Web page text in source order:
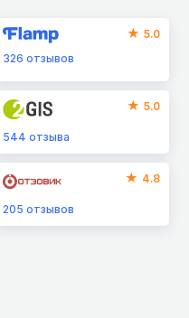
5.0
326отзывов
5.0
544отзыва
4.8
205отзывов